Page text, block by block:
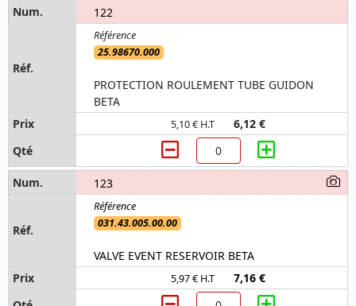
122
25.98670.000
PROTECTION ROULEMENT TUBE GUIDON
BETA
5,10 € H.T 6,12 €
123
031.43.005.00.00
VALVE EVENT RESERVOIR BETA
5,97 € H.T 7,16 €